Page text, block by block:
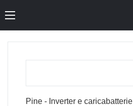
Pine - Inverter e